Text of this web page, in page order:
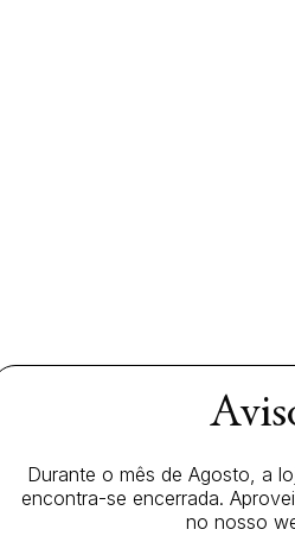
Durante o mês de Agosto, a
encontra-se encerrada.
no nosso